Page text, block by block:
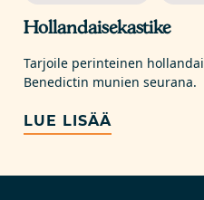
Hollandaisekastike
Tarjoile perinteinen
Benedictin munien seurana.
LUE LISÄÄ